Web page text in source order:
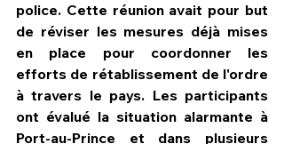
police. Cette réunion avait pour but
de réviser les mesures déjà mises
en place pour coordonner les
efforts de rétablissement de l'ordre
à travers le pays. Les participants
ont évalué la situation alarmante à
Port-au-Prince et dans plusieurs